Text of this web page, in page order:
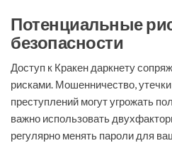
Потенциальные
безопасности
Доступ к Кракен даркнету
рисками. Мошенничество,
преступлений могут угрожать
важно использовать
регулярно менять пароли для